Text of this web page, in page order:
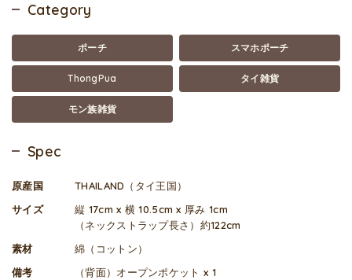
Category
ポーチ スマホポーチ
ThongPua タイ雑貨
モン族雑貨
Spec
原産国
THAILAND（タイ王国）
サイズ
縦 17cm x 横 10.5cm x 厚み 1cm
（ネックストラップ長さ）約122cm
素材
綿（コットン）
備考
（背面）オープンポケット x 1